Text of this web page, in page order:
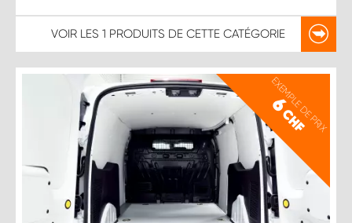
VOIR LES 1 PRODUITS DE CETTE CATÉGORIE
EXEMPLE DE PRIX
6
CHF